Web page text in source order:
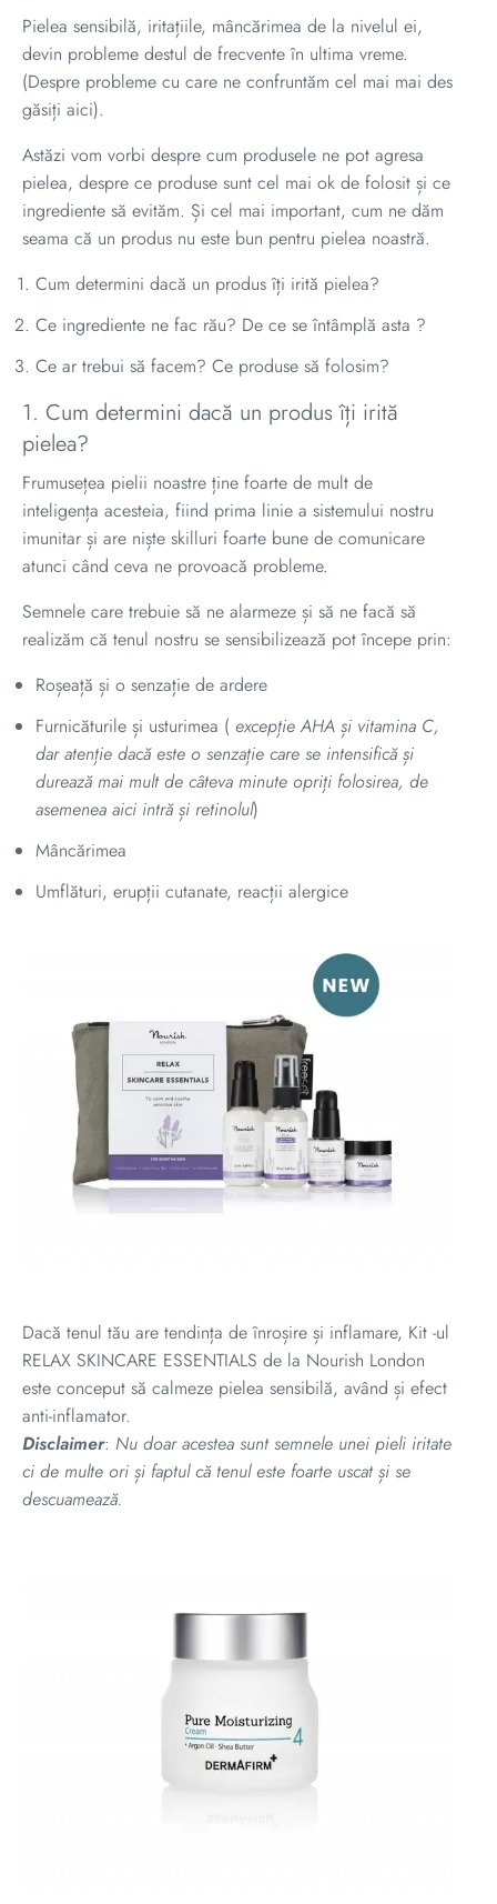
Pielea sensibilă, iritațiile, mâncărimea de la nivelul ei,
devin probleme destul de frecvente în ultima vreme.
(Despre probleme cu care ne confruntăm cel mai mai des
găsiți aici).
Astăzi vom vorbi despre cum produsele ne pot agresa
pielea, despre ce produse sunt cel mai ok de folosit și ce
ingrediente să evităm. Și cel mai important, cum ne dăm
seama că un produs nu este bun pentru pielea noastră.
Cum determini dacă un produs îți irită pielea?
Ce ingrediente ne fac rău? De ce se întâmplă asta ?
Ce ar trebui să facem? Ce produse să folosim?
1. Cum determini dacă un produs îți irită
pielea?
Frumusețea pielii noastre ține foarte de mult de
inteligența acesteia, fiind prima linie a sistemului nostru
imunitar și are niște skilluri foarte bune de comunicare
atunci când ceva ne provoacă probleme.
Semnele care trebuie să ne alarmeze și să ne facă să
realizăm că tenul nostru se sensibilizează pot începe prin:
Roșeață și o senzație de ardere
Furnicăturile și usturimea ( excepție AHA și vitamina C,
dar atenție dacă este o senzație care se intensifică și
durează mai mult de câteva minute opriți folosirea, de
asemenea aici intră și retinolul)
Mâncărimea
Umflături, erupții cutanate, reacții alergice
Dacă tenul tău are tendința de înroșire și inflamare, Kit -ul
RELAX SKINCARE ESSENTIALS de la Nourish London
este conceput să calmeze pielea sensibilă, având și efect
anti-inflamator.
Disclaimer: Nu doar acestea sunt semnele unei pieli iritate
ci de multe ori și faptul că tenul este foarte uscat și se
descuamează.